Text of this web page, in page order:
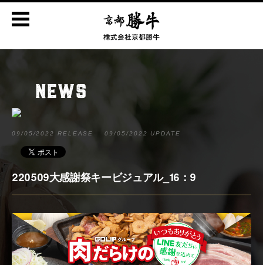
NEWS
09/05/2022 RELEASE 09/05/2022 UPDATE
220509大感謝祭キービジュアル_16：9